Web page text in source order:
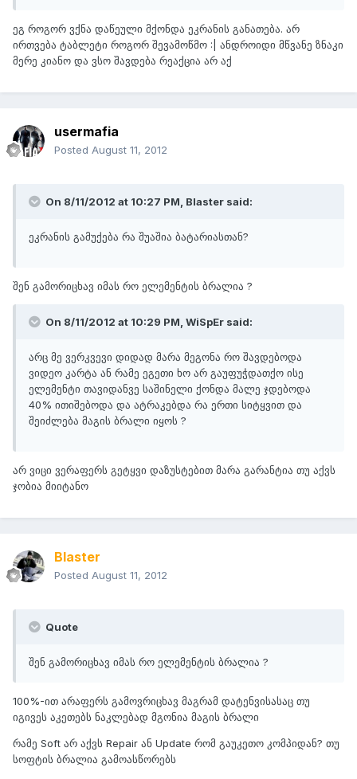
ეგ როგორ ვქნა დაწეული მქონდა ეკრანის განათება. არ
ირთვება ტაბლეტი როგორ შევამოწმო :| ანდროიდი მწვანე ზნაკი
მერე კიანო და ვსო შავდება რეაქცია არ აქ
usermafia
Posted August 11, 2012
On 8/11/2012 at 10:27 PM, Blaster said:
ეკრანის გამუქება რა შუაშია ბატარიასთან?
შენ გამორიცხავ იმას რო ელემენტის ბრალია ?
On 8/11/2012 at 10:29 PM, WiSpEr said:
არც მე ვერკვევი დიდად მარა მეგონა რო შავდებოდა
ვიდეო კარტა ან რამე ეგეთი ხო არ გაუფუჭდათქო ისე
ელემენტი თავიდანვე საშინელი ქონდა მალე ჯდებოდა
40% ითიშებოდა და ატრაკებდა რა ერთი სიტყვით და
შეიძლება მაგის ბრალი იყოს ?
არ ვიცი ვერაფერს გეტყვი დაზუსტებით მარა გარანტია თუ აქვს
ჯობია მიიტანო
Blaster
Posted August 11, 2012
Quote
შენ გამორიცხავ იმას რო ელემენტის ბრალია ?
100%-ით არაფერს გამოვრიცხავ მაგრამ დატენვისასაც თუ
იგივეს აკეთებს ნაკლებად მგონია მაგის ბრალი
რამე Soft არ აქვს Repair ან Update რომ გაუკეთო კომპიდან? თუ
სოფტის ბრალია გამოასწორებს